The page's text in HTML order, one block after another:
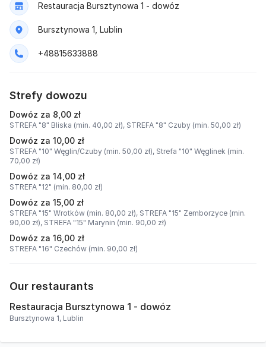
Restauracja Bursztynowa 1 - dowóz
Bursztynowa 1, Lublin
+48815633888
Strefy dowozu
Dowóz za 8,00 zł
STREFA "8" Bliska (min. 40,00 zł), STREFA "8" Czuby (min. 50,00 zł)
Dowóz za 10,00 zł
STREFA "10" Węglin/Czuby (min. 50,00 zł), Strefa "10" Węglinek (min.
70,00 zł)
Dowóz za 14,00 zł
STREFA "12" (min. 80,00 zł)
Dowóz za 15,00 zł
STREFA "15" Wrotków (min. 80,00 zł), STREFA "15" Zemborzyce (min.
90,00 zł), STREFA "15" Marynin (min. 90,00 zł)
Dowóz za 16,00 zł
STREFA "16" Czechów (min. 90,00 zł)
Our restaurants
Restauracja Bursztynowa 1 - dowóz
Bursztynowa 1, Lublin